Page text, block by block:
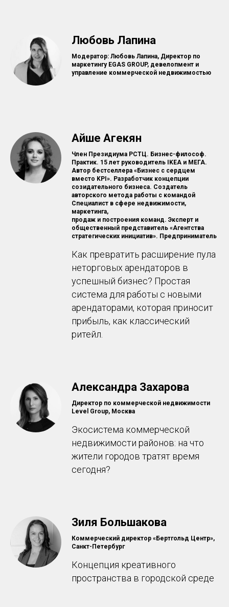
Любовь Лапина
Модератор: Любовь Лапина, Директор по
маркетингу EGAS GROUP, девелопмент и
управление коммерческой недвижимостью
Айше Агекян
Член Президиума РСТЦ. Бизнес-философ.
Практик. 15 лет руководитель IKEA и МЕГА.
Автор бестселлера «Бизнес с сердцем
вместо KPI». Разработчик концепции
созидательного бизнеса. Создатель
авторского метода работы с командой
Специалист в сфере недвижимости,
маркетинга,
продаж и построения команд. Эксперт и
общественный представитель «Агентства
стратегических инициатив». Предприниматель
Как превратить расширение пула
неторговых арендаторов в
успешный бизнес? Простая
система для работы с новыми
арендаторами, которая приносит
прибыль, как классический
ритейл.
Александра Захарова
Директор по коммерческой недвижимости
Level Group, Москва
Экосистема коммерческой
недвижимости районов: на что
жители городов тратят время
сегодня?
Зиля Большакова
Коммерческий директор «Бертгольд Центр»,
Санкт-Петербург
Концепция креативного
пространства в городской среде